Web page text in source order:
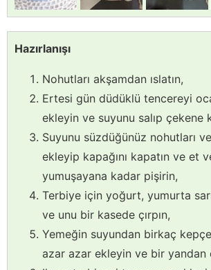
Hazırlanışı
Nohutları akşamdan ıslatın,
Ertesi gün düdüklü tencereyi
ekleyin ve suyunu salıp çekene
Suyunu süzdüğünüz nohutları
ekleyip kapağını kapatın ve et
yumuşayana kadar pişirin,
Terbiye için yoğurt, yumurta
ve unu bir kasede çırpın,
Yemeğin suyundan birkaç
azar azar ekleyin ve bir yandan